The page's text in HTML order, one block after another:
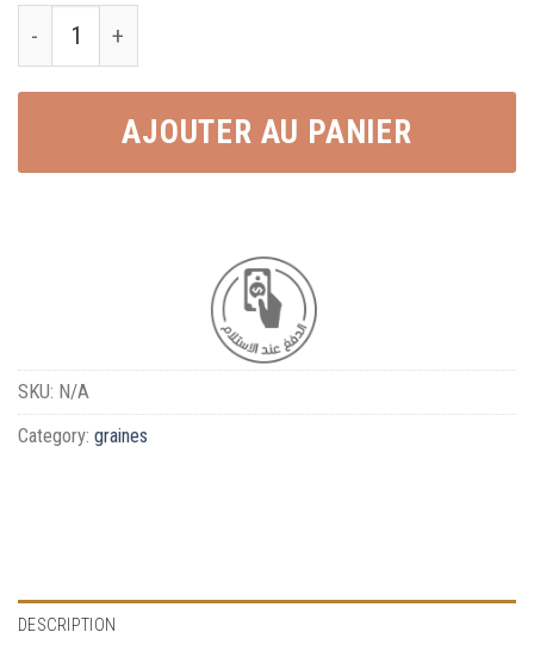
AJOUTER AU PANIER
SKU: N/A
Category: graines
DESCRIPTION